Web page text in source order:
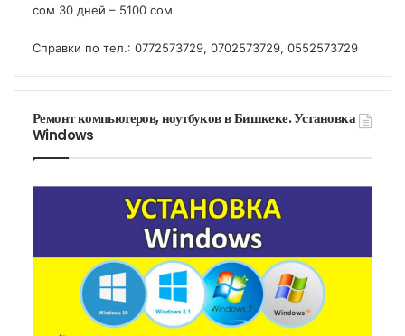
сом 30 дней – 5100 сом
Справки по тел.: 0772573729, 0702573729, 0552573729
Ремонт компьютеров, ноутбуков в Бишкеке. Установка
Windows